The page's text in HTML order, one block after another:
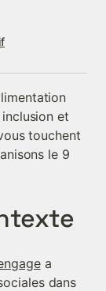
et
touchent
le 9
a
dans